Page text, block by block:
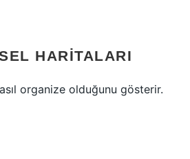
HARITALARI
organize olduğunu gösterir.